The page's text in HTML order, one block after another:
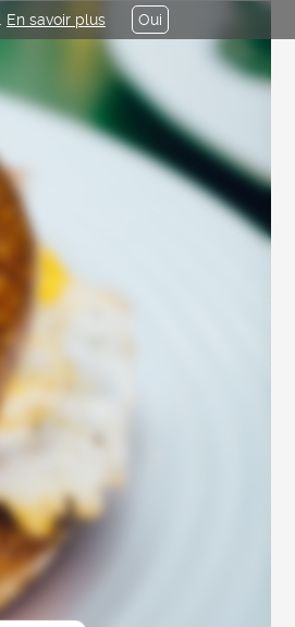
En savoir plus Oui